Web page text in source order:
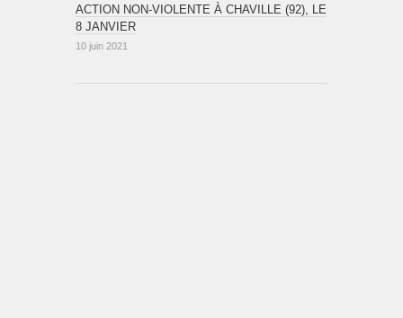
ACTION NON-VIOLENTE À CHAVILLE (92), LE
8 JANVIER
10 juin 2021